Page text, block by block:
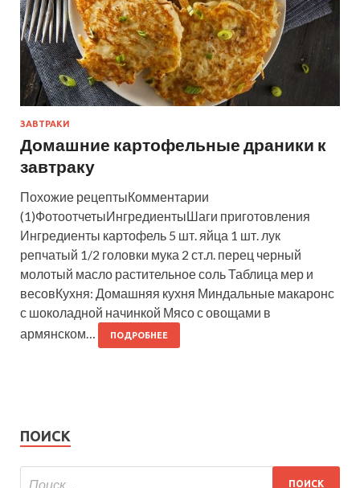
ЗАВТРАКИ
Домашние картофельные драники к
завтраку
Похожие рецептыКомментарии
(1)ФотоотчетыИнгредиентыШаги приготовления
Ингредиенты картофель 5 шт. яйца 1 шт. лук
репчатый 1/2 головки мука 2 ст.л. перец черный
молотый масло растительное соль Таблица мер и
весовКухня: Домашняя кухня Миндальные макаронс
с шоколадной начинкой Мясо с овощами в
армянском…
ПОДРОБНЕЕ
ПОИСК